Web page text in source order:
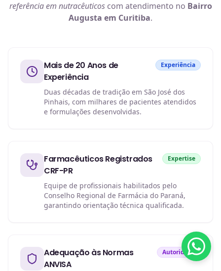
referência em nutracêuticoscom atendimento no Bairro
Augusta em Curitiba.
Mais de 20 Anos de
Experiência
Experiência
Duas décadas de tradição em São José dos
Pinhais, com milhares de pacientes atendidos
e formulações desenvolvidas.
Farmacêuticos Registrados
CRF-PR
Expertise
Equipe de profissionais habilitados pelo
Conselho Regional de Farmácia do Paraná,
garantindo orientação técnica qualificada.
Adequação às Normas
ANVISA
Autoridade